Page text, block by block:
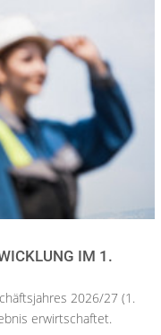
IM 1.
2026/27 (1.
erwirtschaftet.